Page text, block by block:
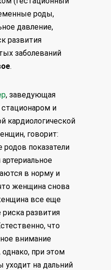
роды,
давление,
развития
заболеваний
.
, заведующая
и
кардиологической
говорит:
родов показатели
в норму и
женщина снова
все еще
риска развития
что
внимание
однако, при этом
на дальний